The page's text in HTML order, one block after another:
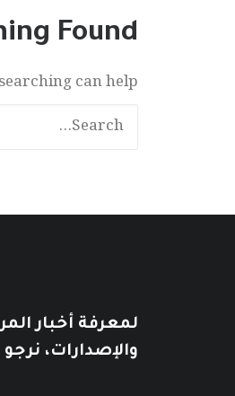
Found
can help.
لمعرفة أخبار
والإصدارات، نرجو